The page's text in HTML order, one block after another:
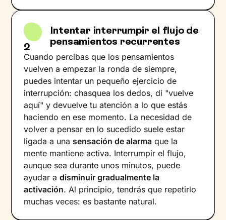
2
Intentar interrumpir el flujo de
pensamientos recurrentes
Cuando percibas que los pensamientos
vuelven a empezar la ronda de siempre,
puedes intentar un pequeño ejercicio de
interrupción: chasquea los dedos, di "vuelve
aquí" y devuelve tu atención a lo que estás
haciendo en ese momento. La necesidad de
volver a pensar en lo sucedido suele estar
ligada a una sensación de alarma que la
mente mantiene activa. Interrumpir el flujo,
aunque sea durante unos minutos, puede
ayudar adisminuir gradualmente la
activación. Al principio, tendrás que repetirlo
muchas veces: es bastante natural.